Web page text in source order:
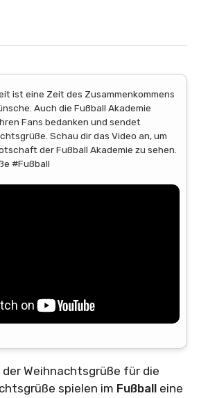
ist eine Zeit des Zusammenkommens
Auch die Fußball Akademie
Fans bedanken und sendet
Schau dir das Video an, um
der Fußball Akademie zu sehen.
#Fußball
Weihnachtsgrüße für die
spielen im Fußball eine